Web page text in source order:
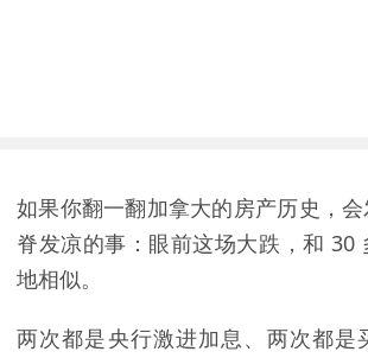
如果你翻一翻加拿大的房产历史，
脊发凉的事：眼前这场大跌，和 30
地相似。
两次都是央行激进加息、两次都是